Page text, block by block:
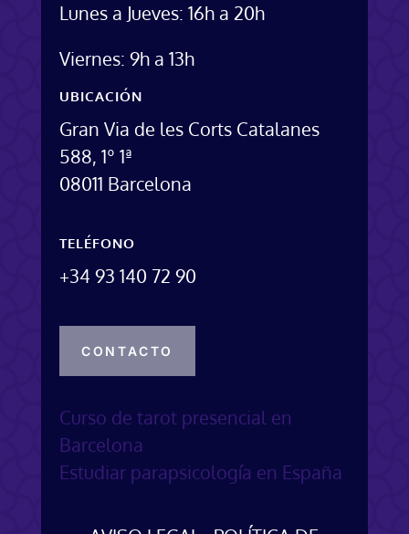
Lunes a Jueves: 16h a 20h
Viernes: 9h a 13h
UBICACIÓN
Gran Via de les Corts Catalanes
588, 1º 1ª
08011 Barcelona
TELÉFONO
+34 93 140 72 90
CONTACTO
Curso de tarot presencial en
Barcelona
Estudiar parapsicología en España